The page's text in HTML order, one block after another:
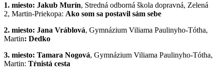
1. miesto: Jakub Murín, Stredná odborná škola dopravná, Zelená
2, Martin-Priekopa: Ako som sa postavil sám sebe
2. miesto: Jana Vráblová, Gymnázium Viliama Paulinyho-Tótha,
Martin: Dedko
3. miesto: Tamara Nogová, Gymnázium Viliama Paulinyho-Tótha,
Martin: Tŕnistá cesta